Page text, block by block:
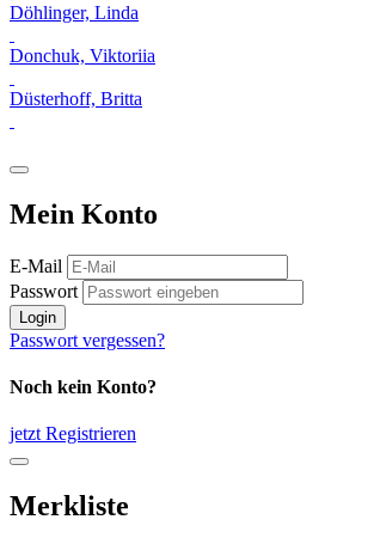
Döhlinger, Linda
Donchuk, Viktoriia
Düsterhoff, Britta
Mein Konto
E-Mail
Passwort
Login
Passwort vergessen?
Noch kein Konto?
jetzt Registrieren
Merkliste